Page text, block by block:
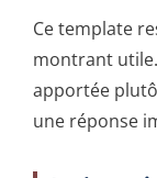
Ce template
montrant
apportée
une réponse